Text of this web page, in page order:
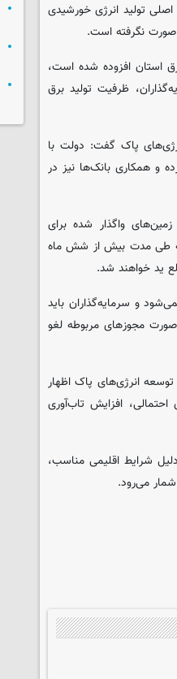
تولید انرژی خورشیدی
صورت نگرفته است.
به شبکه برق استان افزوده شده است،
ظرفیت تولید برق
پاک گفت: دولت با
و همکاری بانک‌ها نیز در
واگذار شده برای
که طی مدت بیش از شش ماه
ید خواهند شد.
و سرمایه‌گذاران باید
مجوزهای مربوطه لغو
انرژی‌های پاک اظهار
افزایش تاب‌آوری
و به دلیل شرایط اقلیمی مناسب،
می‌رود.